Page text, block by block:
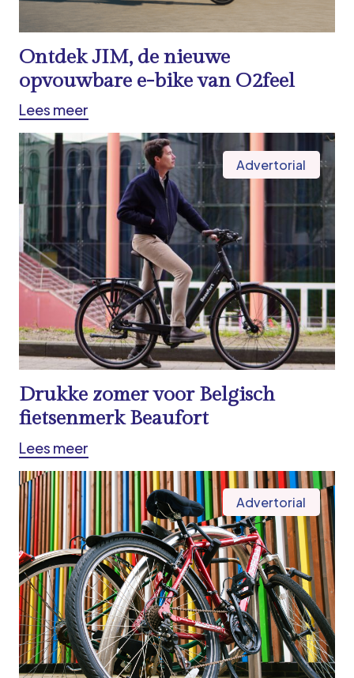
Ontdek JIM, de nieuwe
opvouwbare e-bike van O2feel
Lees meer
Advertorial
Drukke zomer voor Belgisch
fietsenmerk Beaufort
Lees meer
Advertorial